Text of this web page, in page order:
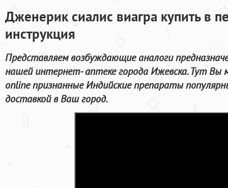
Дженерик сиалис виагра купить в
инструкция
Представляем возбуждающие аналоги
нашей интернет- аптеке города Ижевска. Тут Вы
online признанные Индийские препараты
доставкой в Ваш город.